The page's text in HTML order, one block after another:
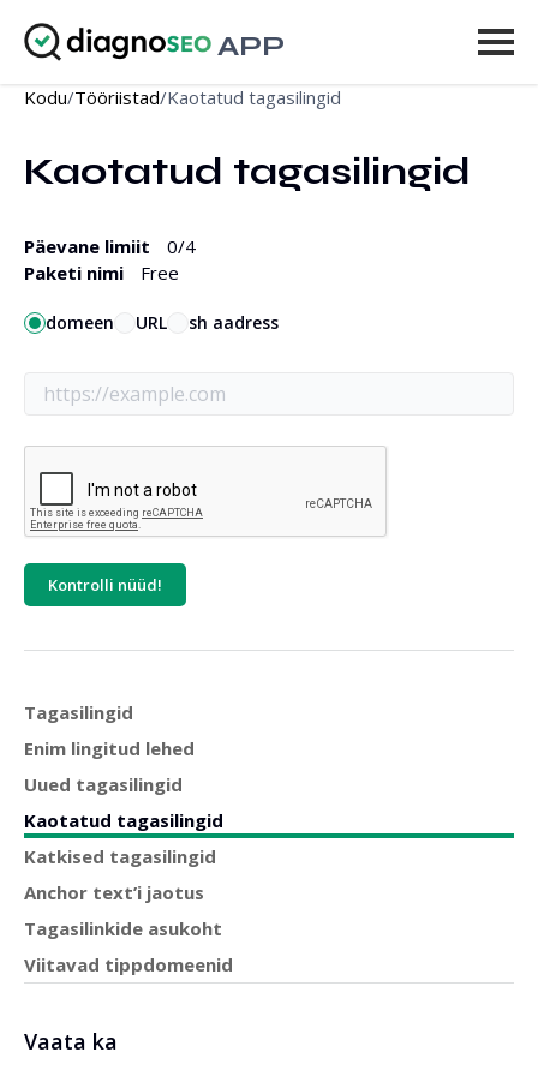
APP
Tööriistad
Hinnakiri
Logi sisse
Kodu/Tööriistad/Kaotatud tagasilingid
Kaotatud tagasilingid
Päevane limiit 0/4
Paketi nimi
Free
domeen URL sh aadress
Kontrolli nüüd!
Tagasilingid
Enim lingitud lehed
Uued tagasilingid
Kaotatud tagasilingid
Katkised tagasilingid
Anchor text’i jaotus
Tagasilinkide asukoht
Viitavad tippdomeenid
Vaata ka